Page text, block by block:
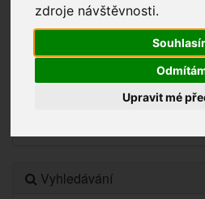
zdroje návštěvnosti.
Upravit mé
Novinky
Vyhledávání